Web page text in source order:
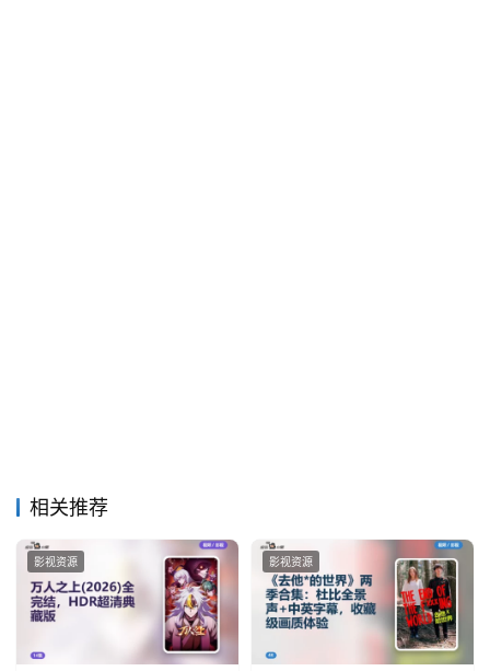
相关推荐
影视资源 影视资源